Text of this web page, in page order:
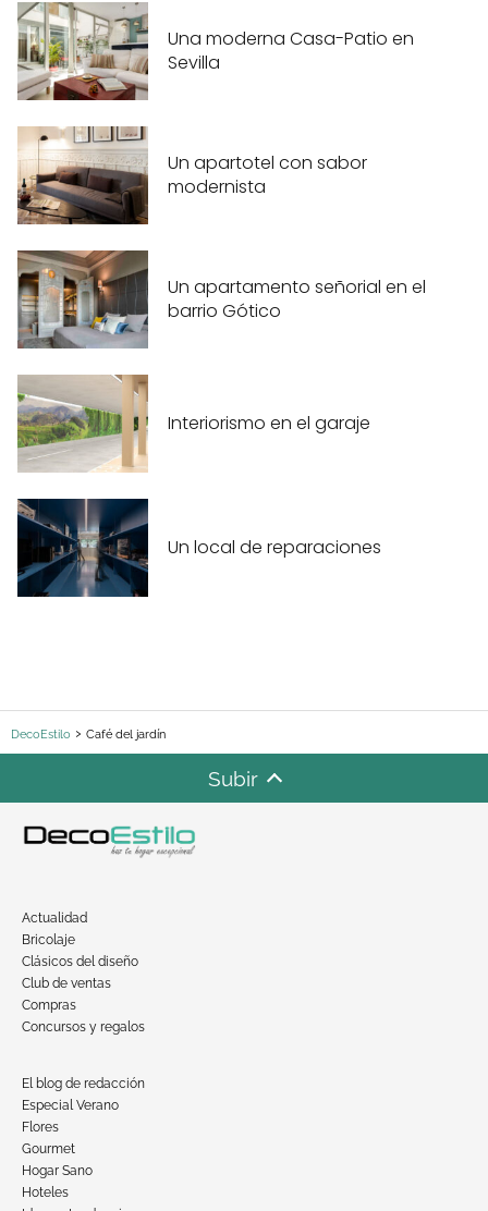
Una moderna Casa-Patio en
Sevilla
Un apartotel con sabor
modernista
Un apartamento señorial en el
barrio Gótico
Interiorismo en el garaje
Un local de reparaciones
DecoEstilo Café del jardín
Subir
Actualidad
Bricolaje
Clásicos del diseño
Club de ventas
Compras
Concursos y regalos
El blog de redacción
Especial Verano
Flores
Gourmet
Hogar Sano
Hoteles